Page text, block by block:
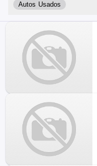
Autos Usados